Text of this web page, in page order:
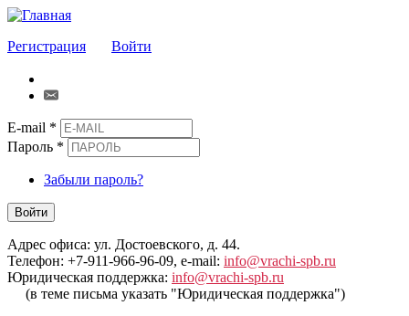
Регистрация Войти
E-mail *
Пароль *
Забыли пароль?
Войти
Адрес офиса: ул. Достоевского, д. 44.
Телефон: +7-911-966-96-09, e-mail: info@vrachi-spb.ru
Юридическая поддержка: info@vrachi-spb.ru
(в теме письма указать "Юридическая поддержка")